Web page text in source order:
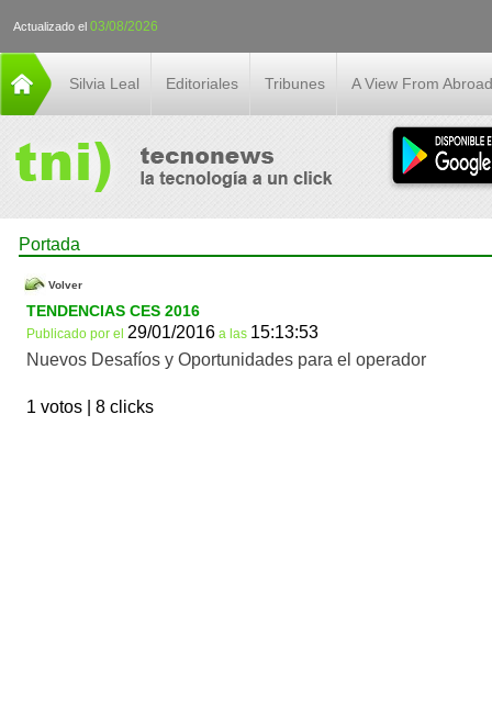
Actualizado el 03/08/2026
Silvia Leal Editoriales Tribunes A View From Abroad
Portada
Volver
TENDENCIAS CES 2016
Publicado por el 29/01/2016 a las 15:13:53
Nuevos Desafíos y Oportunidades para el operador
1 votos | 8 clicks